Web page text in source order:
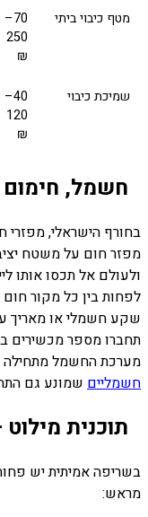
מטף כיבוי ביתי
70–
250
₪
שמיכת כיבוי
40–
120
₪
חשמל, חימום
בחורף הישראלי, מפזרי
מפזר חום על משטח
ולעולם אל תכסו אותו
לפחות בין כל מקור
שקע חשמלי או מאריך
תחברו מספר מכשירים
מערכת החשמל מתחילה
חשמליים שמונע גם
תוכנית
בשריפה אמיתית יש
מראש: